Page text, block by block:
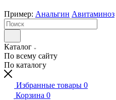
Пример: Анальгин Авитаминоз
Каталог
По всему сайту
По каталогу
Избранные товары 0
Корзина 0